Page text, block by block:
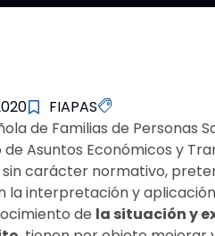
FIAPAS
de Familias de Personas
Asuntos Económicos y
sin carácter normativo,
la interpretación y
de la situación y